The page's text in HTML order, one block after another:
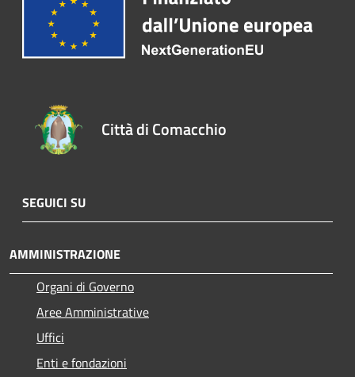
Città di Comacchio
SEGUICI SU
AMMINISTRAZIONE
Organi di Governo
Aree Amministrative
Uffici
Enti e fondazioni